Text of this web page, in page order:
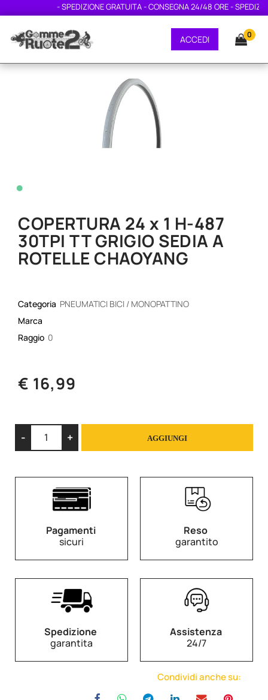
- SPEDIZIONE GRATUITA - CONSEGNA 24/48 ORE -
ACCEDI 0
•
COPERTURA 24 x 1 H-487
30TPI TT GRIGIO SEDIA A
ROTELLE CHAOYANG
Categoria PNEUMATICI BICI / MONOPATTINO
Marca
Raggio 0
€ 16,99
AGGIUNGI
Pagamenti
sicuri
Reso
garantito
Spedizione
garantita
Assistenza
24/7
Condividi anche su: